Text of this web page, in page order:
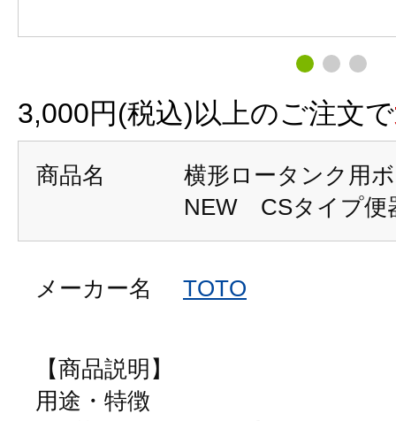
3,000円(税込)以上のご注文で
商品名
横形ロータンク用
NEW CSタイプ便
メーカー名 TOTO
【商品説明】
用途・特徴